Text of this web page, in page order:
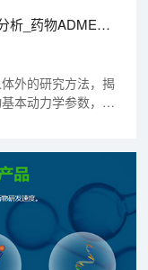
析_药物ADME研
外的研究方法，揭
本动力学参数，阐